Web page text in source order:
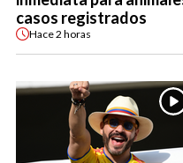
casos registrados
Hace2 horas